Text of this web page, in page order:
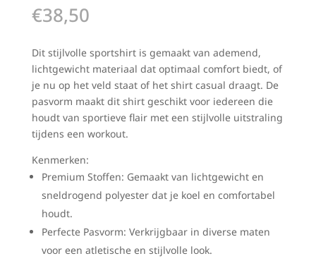
€38,50
Dit stijlvolle sportshirt is gemaakt van ademend,
lichtgewicht materiaal dat optimaal comfort biedt, of
je nu op het veld staat of het shirt casual draagt. De
pasvorm maakt dit shirt geschikt voor iedereen die
houdt van sportieve flair met een stijlvolle uitstraling
tijdens een workout.
Kenmerken:
Premium Stoffen: Gemaakt van lichtgewicht en
sneldrogend polyester dat je koel en comfortabel
houdt.
Perfecte Pasvorm: Verkrijgbaar in diverse maten
voor een atletische en stijlvolle look.